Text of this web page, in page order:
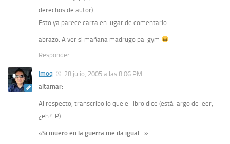
derechos de autor).
Esto ya parece carta en lugar de comentario.
abrazo. A ver si mañana madrugo pal gym
Responder
Imoq
28 julio, 2005 a las 8:06 PM
altamar:
Al respecto, transcribo lo que el libro dice (está largo de leer,
¿eh? :P):
«Si muero en la guerra me da igual…»